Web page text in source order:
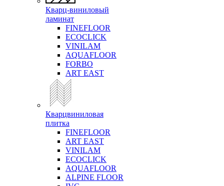
Кварц-виниловый
ламинат
FINEFLOOR
ECOCLICK
VINILAM
AQUAFLOOR
FORBO
ART EAST
Кварцвиниловая
плитка
FINEFLOOR
ART EAST
VINILAM
ECOCLICK
AQUAFLOOR
ALPINE FLOOR